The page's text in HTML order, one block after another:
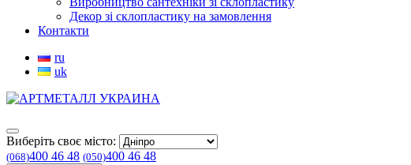
Декор зі склопластику на замовлення
Контакти
ru
uk
Виберіть своє місто:
(068)400 46 48 (050)400 46 48